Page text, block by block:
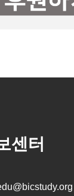
센터